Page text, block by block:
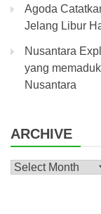
Agoda
Jelang Libur
Nusantara
yang
Nusantara
ARCHIVE
Archive